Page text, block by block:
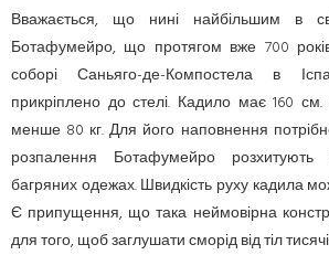
Вважається, що нині найбільшим в
Ботафумейро, що протягом вже 700
соборі Саньяго-де-Компостела в
прикріплено до стелі. Кадило має 160
менше 80 кг. Для його наповнення
розпалення Ботафумейро розхитують
багряних одежах. Швидкість руху кадила
Є припущення, що така неймовірна
для того, щоб заглушати сморід від тіл